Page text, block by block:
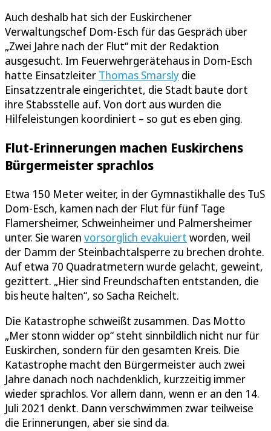
Auch deshalb hat sich der Euskirchener
Verwaltungschef Dom-Esch für das Gespräch über
„Zwei Jahre nach der Flut“ mit der Redaktion
ausgesucht. Im Feuerwehrgerätehaus in Dom-Esch
hatte Einsatzleiter Thomas Smarsly die
Einsatzzentrale eingerichtet, die Stadt baute dort
ihre Stabsstelle auf. Von dort aus wurden die
Hilfeleistungen koordiniert – so gut es eben ging.
Flut-Erinnerungen machen Euskirchens
Bürgermeister sprachlos
Etwa 150 Meter weiter, in der Gymnastikhalle des TuS
Dom-Esch, kamen nach der Flut für fünf Tage
Flamersheimer, Schweinheimer und Palmersheimer
unter. Sie waren vorsorglich evakuiert worden, weil
der Damm der Steinbachtalsperre zu brechen drohte.
Auf etwa 70 Quadratmetern wurde gelacht, geweint,
gezittert. „Hier sind Freundschaften entstanden, die
bis heute halten“, so Sacha Reichelt.
Die Katastrophe schweißt zusammen. Das Motto
„Mer stonn widder op“ steht sinnbildlich nicht nur für
Euskirchen, sondern für den gesamten Kreis. Die
Katastrophe macht den Bürgermeister auch zwei
Jahre danach noch nachdenklich, kurzzeitig immer
wieder sprachlos. Vor allem dann, wenn er an den 14.
Juli 2021 denkt. Dann verschwimmen zwar teilweise
die Erinnerungen, aber sie sind da.